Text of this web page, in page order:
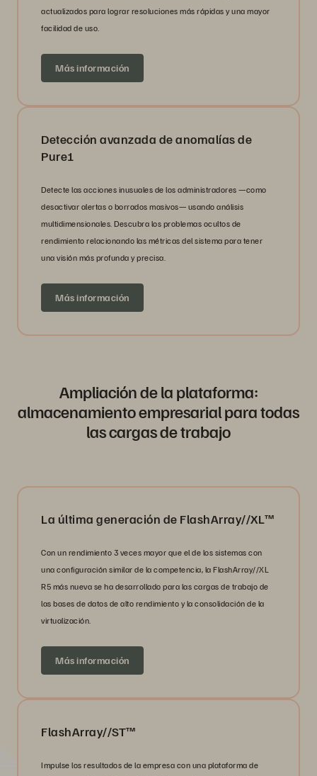
actualizados para lograr resoluciones más rápidas y una mayor
facilidad de uso.
Más información
Detección avanzada de anomalías de
Pure1
Detecte las acciones inusuales de los administradores —como
desactivar alertas o borrados masivos— usando análisis
multidimensionales. Descubra los problemas ocultos de
rendimiento relacionando las métricas del sistema para tener
una visión más profunda y precisa.
Más información
Ampliación de la plataforma:
almacenamiento empresarial para todas
las cargas de trabajo
La última generación de FlashArray//XL™
Con un rendimiento 3 veces mayor que el de los sistemas con
una configuración similar de la competencia, la FlashArray//XL
R5 más nueva se ha desarrollado para las cargas de trabajo de
las bases de datos de alto rendimiento y la consolidación de la
virtualización.
Más información
FlashArray//ST™
Impulse los resultados de la empresa con una plataforma de